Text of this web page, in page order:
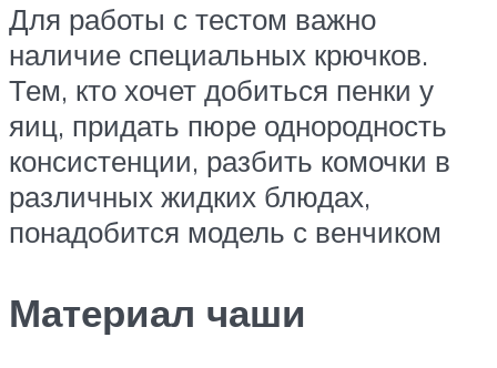
Для работы с тестом важно
наличие специальных крючков.
Тем, кто хочет добиться пенки у
яиц, придать пюре однородность
консистенции, разбить комочки в
различных жидких блюдах,
понадобится модель с венчиком
Материал чаши